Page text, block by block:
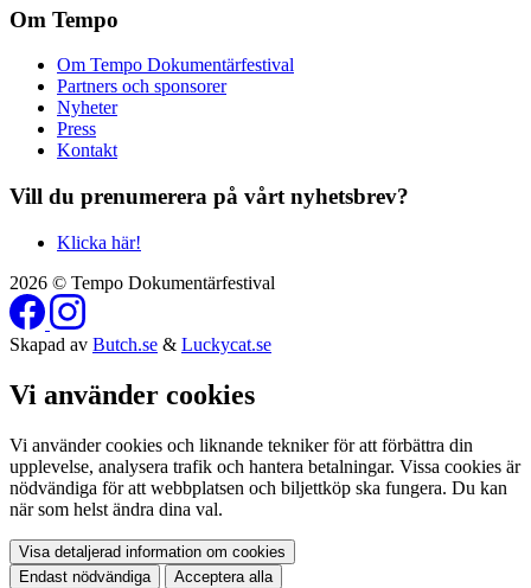
Om Tempo
Om Tempo Dokumentärfestival
Partners och sponsorer
Nyheter
Press
Kontakt
Vill du prenumerera på vårt nyhetsbrev?
Klicka här!
2026 © Tempo Dokumentärfestival
Skapad av Butch.se & Luckycat.se
Vi använder cookies
Vi använder cookies och liknande tekniker för att förbättra din
upplevelse, analysera trafik och hantera betalningar. Vissa cookies är
nödvändiga för att webbplatsen och biljettköp ska fungera. Du kan
när som helst ändra dina val.
Visa detaljerad information om cookies
Endast nödvändiga
Acceptera alla